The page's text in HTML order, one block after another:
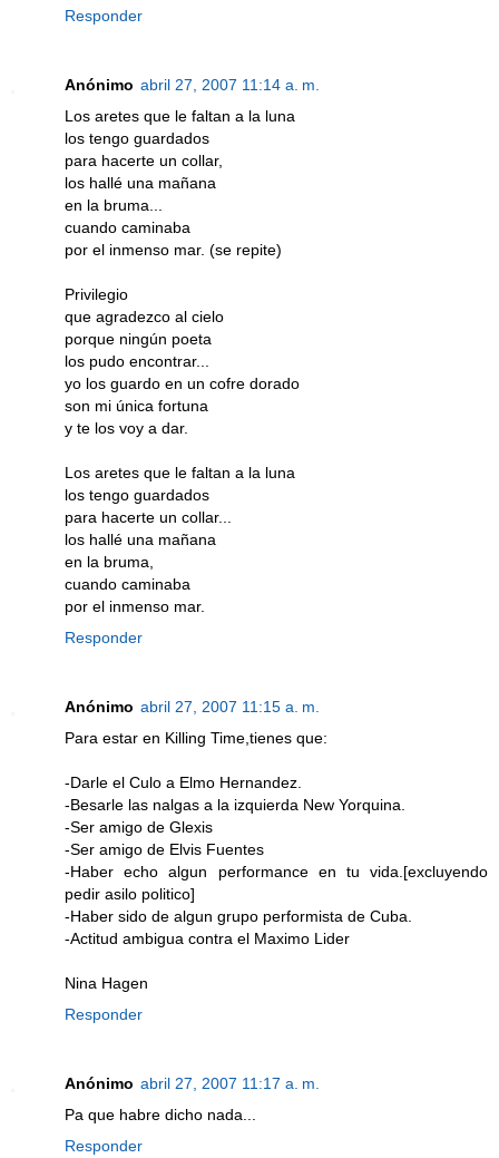
Responder
Anónimo abril 27, 2007 11:14 a. m.
Los aretes que le faltan a la luna
los tengo guardados
para hacerte un collar,
los hallé una mañana
en la bruma...
cuando caminaba
por el inmenso mar. (se repite)
Privilegio
que agradezco al cielo
porque ningún poeta
los pudo encontrar...
yo los guardo en un cofre dorado
son mi única fortuna
y te los voy a dar.
Los aretes que le faltan a la luna
los tengo guardados
para hacerte un collar...
los hallé una mañana
en la bruma,
cuando caminaba
por el inmenso mar.
Responder
Anónimo abril 27, 2007 11:15 a. m.
Para estar en Killing Time,tienes que:
-Darle el Culo a Elmo Hernandez.
-Besarle las nalgas a la izquierda New Yorquina.
-Ser amigo de Glexis
-Ser amigo de Elvis Fuentes
-Haber echo algun performance en tu vida.[excluyendo
pedir asilo politico]
-Haber sido de algun grupo performista de Cuba.
-Actitud ambigua contra el Maximo Lider
Nina Hagen
Responder
Anónimo abril 27, 2007 11:17 a. m.
Pa que habre dicho nada...
Responder